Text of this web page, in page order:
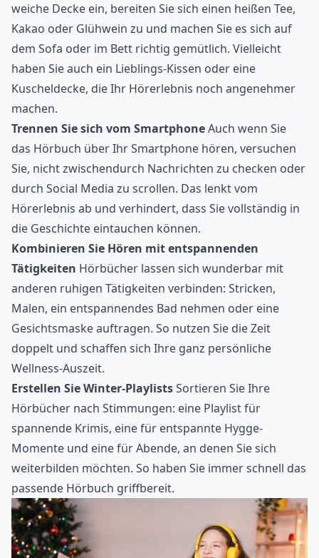
weiche Decke ein, bereiten Sie sich einen heißen Tee,
Kakao oder Glühwein zu und machen Sie es sich auf
dem Sofa oder im Bett richtig gemütlich. Vielleicht
haben Sie auch ein Lieblings-Kissen oder eine
Kuscheldecke, die Ihr Hörerlebnis noch angenehmer
machen.
Trennen Sie sich vom SmartphoneAuch wenn Sie
das Hörbuch über Ihr Smartphone hören, versuchen
Sie, nicht zwischendurch Nachrichten zu checken oder
durch Social Media zu scrollen. Das lenkt vom
Hörerlebnis ab und verhindert, dass Sie vollständig in
die Geschichte eintauchen können.
Kombinieren Sie Hören mit entspannenden
Tätigkeiten Hörbücher lassen sich wunderbar mit
anderen ruhigen Tätigkeiten verbinden: Stricken,
Malen, ein entspannendes Bad nehmen oder eine
Gesichtsmaske auftragen. So nutzen Sie die Zeit
doppelt und schaffen sich Ihre ganz persönliche
Wellness-Auszeit.
Erstellen Sie Winter-PlaylistsSortieren Sie Ihre
Hörbücher nach Stimmungen: eine Playlist für
spannende Krimis, eine für entspannte Hygge-
Momente und eine für Abende, an denen Sie sich
weiterbilden möchten. So haben Sie immer schnell das
passende Hörbuch griffbereit.